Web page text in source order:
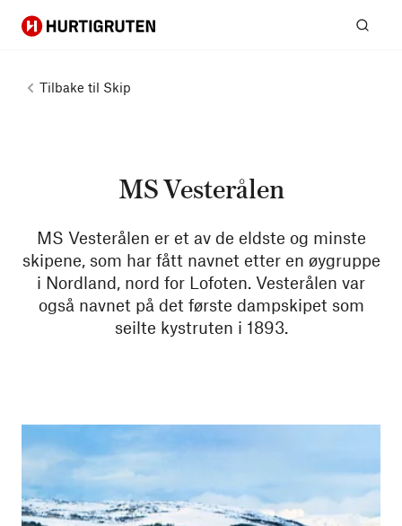
Hurtigruten
Tilbake til Skip
MS Vesterålen
MS Vesterålen er et av de eldste og minste
skipene, som har fått navnet etter en øygruppe
i Nordland, nord for Lofoten. Vesterålen var
også navnet på det første dampskipet som
seilte kystruten i 1893.